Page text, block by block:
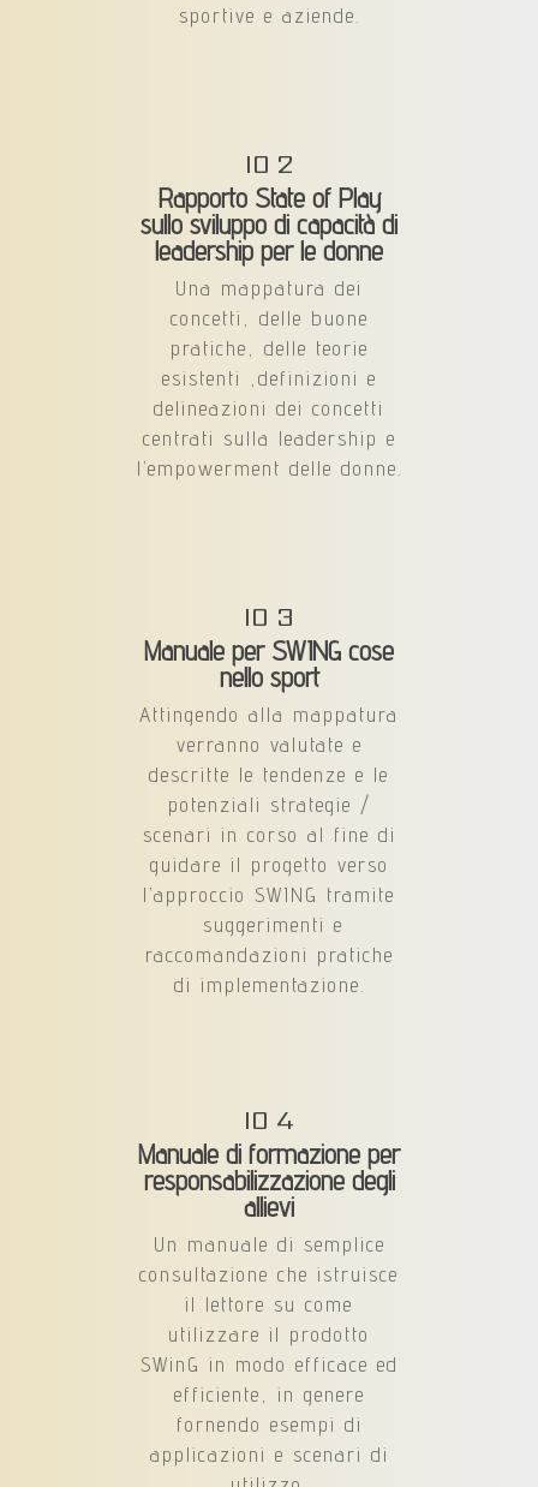
sportive e aziende.
IO 2
Rapporto State of Play
sullo sviluppo di capacità di
leadership per le donne
Una mappatura dei
concetti, delle buone
pratiche, delle teorie
esistenti ,definizioni e
delineazioni dei concetti
centrati sulla leadership e
l’empowerment delle donne.
IO 3
Manuale per SWING cose
nello sport
Attingendo alla mappatura
verranno valutate e
descritte le tendenze e le
potenziali strategie /
scenari in corso al fine di
guidare il progetto verso
l’approccio SWING tramite
suggerimenti e
raccomandazioni pratiche
di implementazione.
IO 4
Manuale di formazione per
responsabilizzazione degli
allievi
Un manuale di semplice
consultazione che istruisce
il lettore su come
utilizzare il prodotto
SWinG in modo efficace ed
efficiente, in genere
fornendo esempi di
applicazioni e scenari di